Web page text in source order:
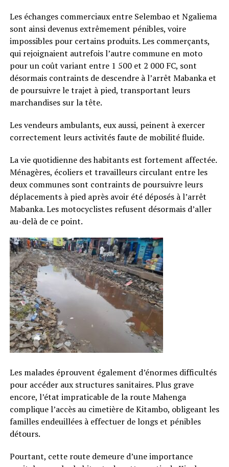
Les échanges commerciaux entre Selembao et Ngaliema
sont ainsi devenus extrêmement pénibles, voire
impossibles pour certains produits. Les commerçants,
qui rejoignaient autrefois l’autre commune en moto
pour un coût variant entre 1 500 et 2 000 FC, sont
désormais contraints de descendre à l’arrêt Mabanka et
de poursuivre le trajet à pied, transportant leurs
marchandises sur la tête.
Les vendeurs ambulants, eux aussi, peinent à exercer
correctement leurs activités faute de mobilité fluide.
La vie quotidienne des habitants est fortement affectée.
Ménagères, écoliers et travailleurs circulant entre les
deux communes sont contraints de poursuivre leurs
déplacements à pied après avoir été déposés à l’arrêt
Mabanka. Les motocyclistes refusent désormais d’aller
au-delà de ce point.
Les malades éprouvent également d’énormes difficultés
pour accéder aux structures sanitaires. Plus grave
encore, l’état impraticable de la route Mahenga
complique l’accès au cimetière de Kitambo, obligeant les
familles endeuillées à effectuer de longs et pénibles
détours.
Pourtant, cette route demeure d’une importance